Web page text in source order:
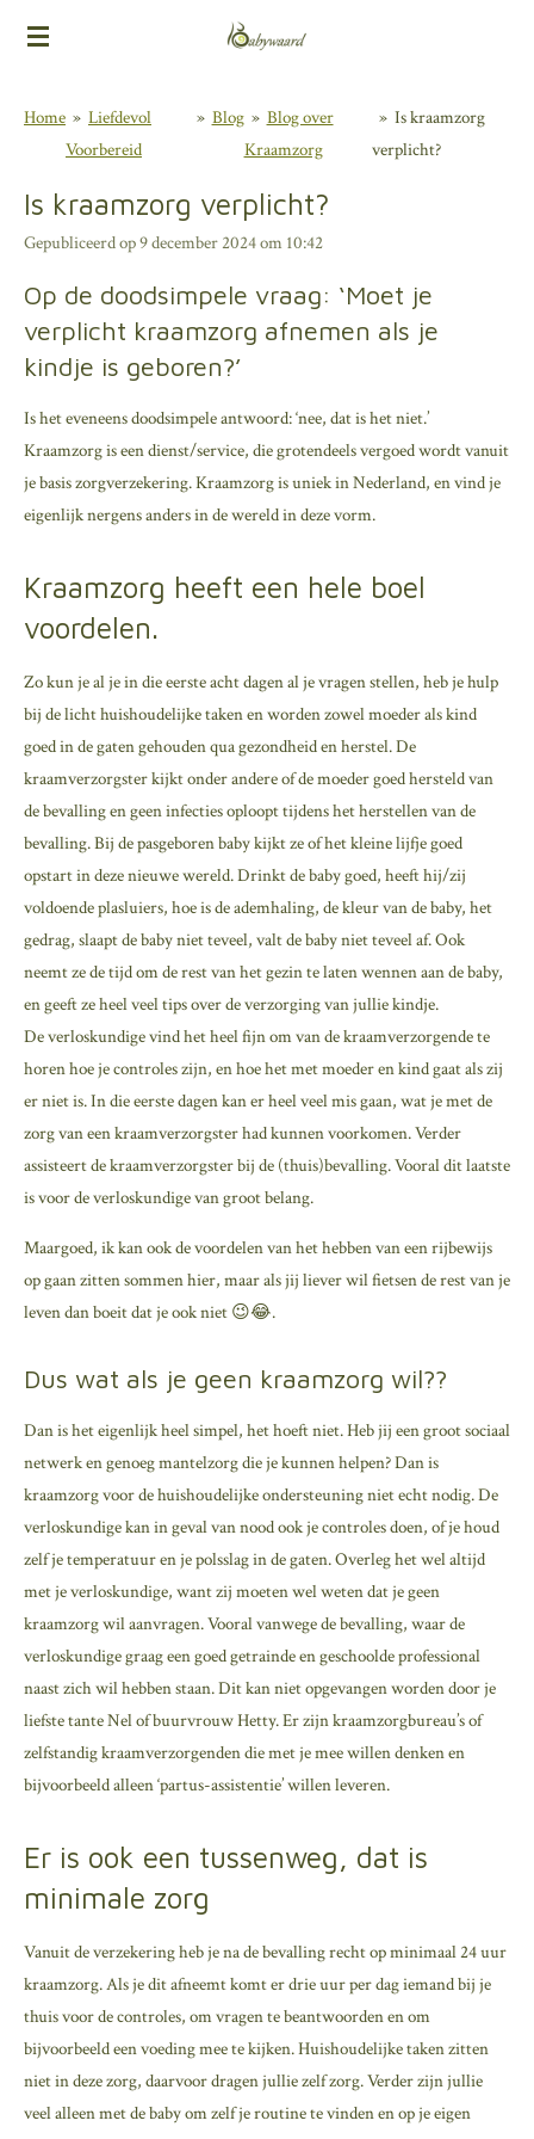
Ga
de
hoofdinhoud
Home » Liefdevol
Voorbereid
» Blog » Blog over
Kraamzorg
» Is kraamzorg
verplicht?
Is kraamzorg verplicht?
Gepubliceerd op 9 december 2024 om 10:42
Op de doodsimpele vraag: ‘Moet je
verplicht kraamzorg afnemen als je
kindje is geboren?’
Is het eveneens doodsimpele antwoord: ‘nee, dat is het niet.’
Kraamzorg is een dienst/service, die grotendeels vergoed wordt vanuit
je basis zorgverzekering. Kraamzorg is uniek in Nederland, en vind je
eigenlijk nergens anders in de wereld in deze vorm.
Kraamzorg heeft een hele boel
voordelen.
Zo kun je al je in die eerste acht dagen al je vragen stellen, heb je hulp
bij de licht huishoudelijke taken en worden zowel moeder als kind
goed in de gaten gehouden qua gezondheid en herstel. De
kraamverzorgster kijkt onder andere of de moeder goed hersteld van
de bevalling en geen infecties oploopt tijdens het herstellen van de
bevalling. Bij de pasgeboren baby kijkt ze of het kleine lijfje goed
opstart in deze nieuwe wereld. Drinkt de baby goed, heeft hij/zij
voldoende plasluiers, hoe is de ademhaling, de kleur van de baby, het
gedrag, slaapt de baby niet teveel, valt de baby niet teveel af. Ook
neemt ze de tijd om de rest van het gezin te laten wennen aan de baby,
en geeft ze heel veel tips over de verzorging van jullie kindje.
De verloskundige vind het heel fijn om van de kraamverzorgende te
horen hoe je controles zijn, en hoe het met moeder en kind gaat als zij
er niet is. In die eerste dagen kan er heel veel mis gaan, wat je met de
zorg van een kraamverzorgster had kunnen voorkomen. Verder
assisteert de kraamverzorgster bij de (thuis)bevalling. Vooral dit laatste
is voor de verloskundige van groot belang.
Maargoed, ik kan ook de voordelen van het hebben van een rijbewijs
op gaan zitten sommen hier, maar als jij liever wil fietsen de rest van je
leven dan boeit dat je ook niet 😉😂.
Dus wat als je geen kraamzorg wil??
Dan is het eigenlijk heel simpel, het hoeft niet. Heb jij een groot sociaal
netwerk en genoeg mantelzorg die je kunnen helpen? Dan is
kraamzorg voor de huishoudelijke ondersteuning niet echt nodig. De
verloskundige kan in geval van nood ook je controles doen, of je houd
zelf je temperatuur en je polsslag in de gaten. Overleg het wel altijd
met je verloskundige, want zij moeten wel weten dat je geen
kraamzorg wil aanvragen. Vooral vanwege de bevalling, waar de
verloskundige graag een goed getrainde en geschoolde professional
naast zich wil hebben staan. Dit kan niet opgevangen worden door je
liefste tante Nel of buurvrouw Hetty. Er zijn kraamzorgbureau’s of
zelfstandig kraamverzorgenden die met je mee willen denken en
bijvoorbeeld alleen ‘partus-assistentie’ willen leveren.
Er is ook een tussenweg, dat is
minimale zorg
Vanuit de verzekering heb je na de bevalling recht op minimaal 24 uur
kraamzorg. Als je dit afneemt komt er drie uur per dag iemand bij je
thuis voor de controles, om vragen te beantwoorden en om
bijvoorbeeld een voeding mee te kijken. Huishoudelijke taken zitten
niet in deze zorg, daarvoor dragen jullie zelf zorg. Verder zijn jullie
veel alleen met de baby om zelf je routine te vinden en op je eigen